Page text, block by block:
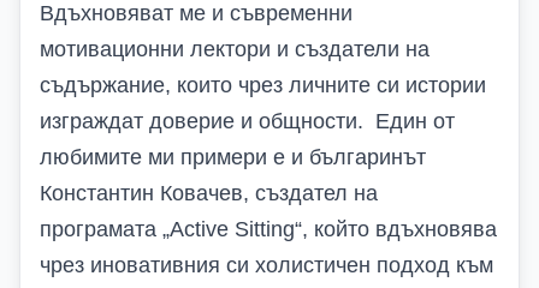
Вдъхновяват ме и съвременни
мотивационни лектори и създатели на
съдържание, които чрез личните си истории
изграждат доверие и общности. Един от
любимите ми примери е и българинът
Константин Ковачев, създател на
програмата „Active Sitting“, който вдъхновява
чрез иновативния си холистичен подход към